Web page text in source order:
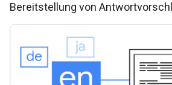
Bereitstellung von